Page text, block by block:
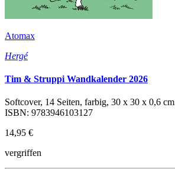
Atomax
Hergé
Tim & Struppi Wandkalender 2026
Softcover, 14 Seiten, farbig, 30 x 30 x 0,6 cm
ISBN: 9783946103127
14,95 €
vergriffen